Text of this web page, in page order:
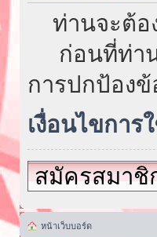
ท่านจะต้อ
ก่อนที่ท่าน
การปกป้อง
เงื่อนไขการ
สมัครสมาชิ
หน้าเว็บบอร์ด